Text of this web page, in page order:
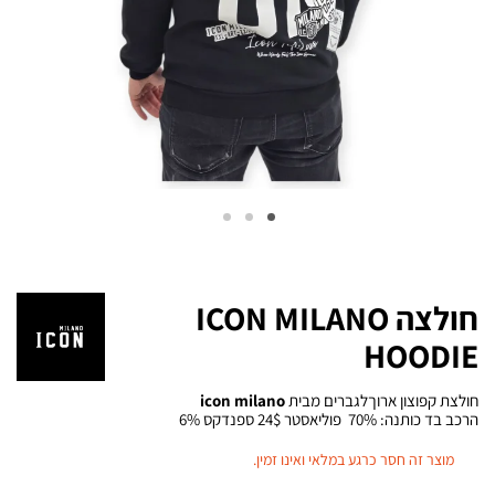
חולצה ICON MILANO
HOODIE
חולצת קפוצון ארוךלגברים מביתicon milano
הרכב בד כותנה: 70% פוליאסטר 24$ ספנדקס 6%
מוצר זה חסר כרגע במלאי ואינו זמין.